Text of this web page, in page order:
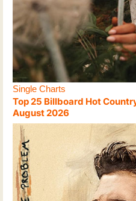
Single Charts
Top 25 Billboard Hot
August 2026